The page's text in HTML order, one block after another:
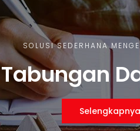
SOLUSI SEDERHANA
Tabungan